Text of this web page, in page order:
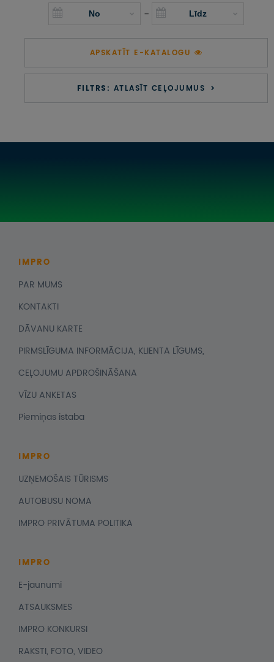
UZŅEMOŠAIS TŪRISMS
IMPRO KONKURSI
PIRMSLĪGUMA INFORMĀCIJA, KLIENTA LĪGUMS,
CEĻOJUMU APDROŠINĀŠANA
-
APSKATĪT E-KATALOGU
FILTRS: ATLASĪT CEĻOJUMUS
IMPRO
PAR MUMS
KONTAKTI
DĀVANU KARTE
PIRMSLĪGUMA INFORMĀCIJA, KLIENTA LĪGUMS,
CEĻOJUMU APDROŠINĀŠANA
VĪZU ANKETAS
Piemiņas istaba
IMPRO
UZŅEMOŠAIS TŪRISMS
AUTOBUSU NOMA
IMPRO PRIVĀTUMA POLITIKA
IMPRO
E-jaunumi
ATSAUKSMES
IMPRO KONKURSI
RAKSTI, FOTO, VIDEO